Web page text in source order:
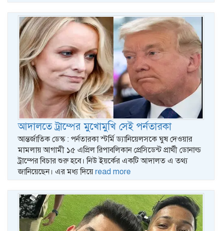
আদালতে ট্রাম্পের মুখোমুখি সেই পর্নতারকা
আন্তর্জাতিক ডেস্ক : পর্নতারকা স্টর্মি ড্যানিয়েলসকে ঘুষ দেওয়ার
মামলায় আগামী ১৫ এপ্রিল রিপাবলিকান প্রেসিডেন্ট প্রার্থী ডোনাল্ড
ট্রাম্পের বিচার শুরু হবে। নিউ ইয়র্কের একটি আদালত এ তথ্য
জানিয়েছেন। এর মধ্য দিয়েread more